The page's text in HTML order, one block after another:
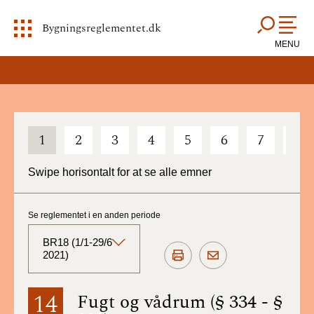
Bygningsreglementet.dk
MENU
1 2 3 4 5 6 7
Swipe horisontalt for at se alle emner
14 Fugt og vådrum (§ 334 - §
Se reglementet i en anden periode
BR18 (1/1-29/6
2021)
BR18 (Aktuelt)